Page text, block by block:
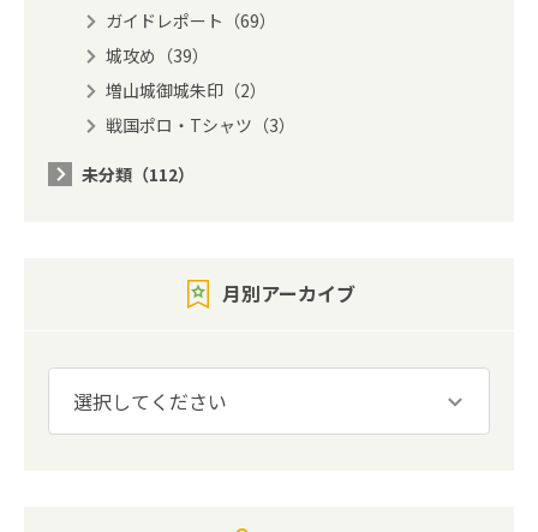
ガイドレポート（69）
城攻め（39）
増山城御城朱印（2）
戦国ポロ・Tシャツ（3）
未分類（112）
月別アーカイブ